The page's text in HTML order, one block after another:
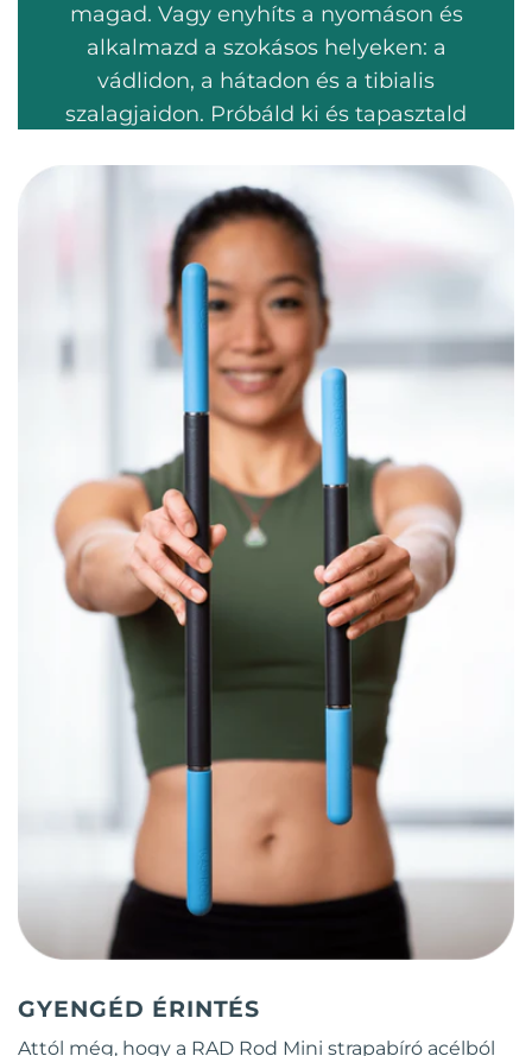
magad. Vagy enyhíts a nyomáson és
alkalmazd a szokásos helyeken: a
vádlidon, a hátadon és a tibialis
szalagjaidon. Próbáld ki és tapasztald
mennyire hatékonyan szabadít meg a
szövetek közötti salakanyagoktól.
GYENGÉD ÉRINTÉS
Attól még, hogy a RAD Rod Mini strapabíró acélból